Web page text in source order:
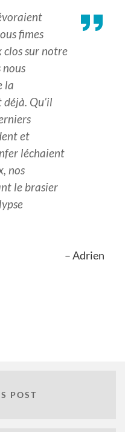
fimes
clos sur notre
la
Qu’il
et
léchaient
nos
le brasier
– Adrien
POST